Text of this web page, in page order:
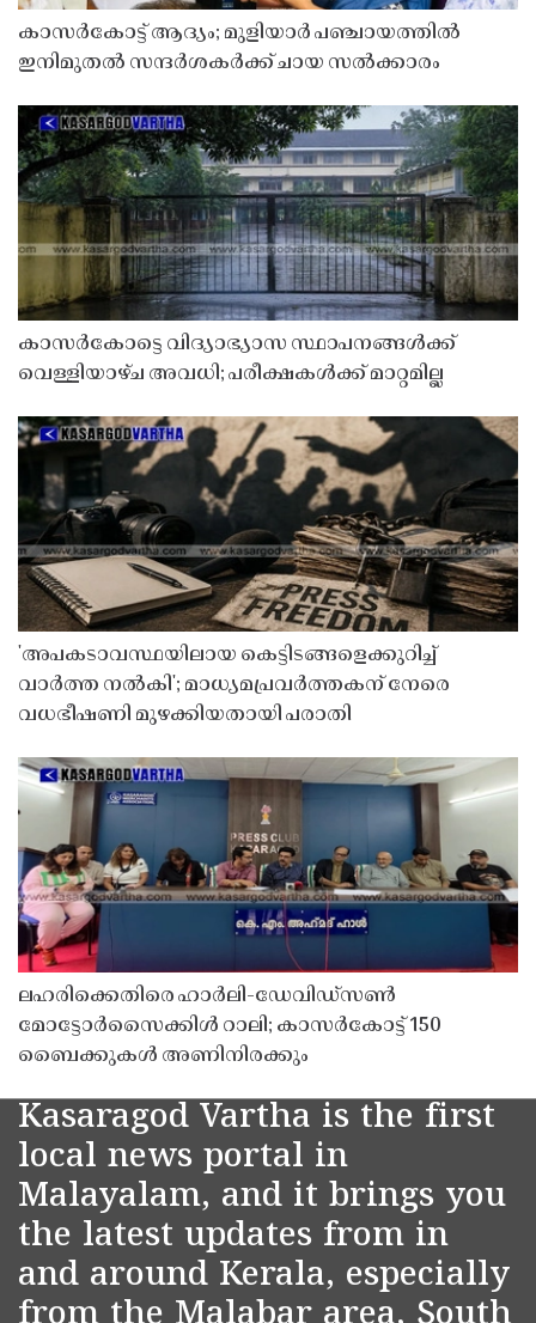
കാസർകോട്ട് ആദ്യം; മുളിയാർ പഞ്ചായത്തിൽ
ഇനിമുതൽ സന്ദർശകർക്ക് ചായ സൽക്കാരം
കാസർകോട്ടെ വിദ്യാഭ്യാസ സ്ഥാപനങ്ങൾക്ക്
വെള്ളിയാഴ്ച അവധി; പരീക്ഷകൾക്ക് മാറ്റമില്ല
'അപകടാവസ്ഥയിലായ കെട്ടിടങ്ങളെക്കുറിച്ച്
വാർത്ത നൽകി'; മാധ്യമപ്രവർത്തകന് നേരെ
വധഭീഷണി മുഴക്കിയതായി പരാതി
ലഹരിക്കെതിരെ ഹാർലി-ഡേവിഡ്‌സൺ
മോട്ടോർസൈക്കിൾ റാലി; കാസർകോട്ട് 150
ബൈക്കുകൾ അണിനിരക്കും
Kasaragod Vartha is the first
local news portal in
Malayalam, and it brings you
the latest updates from in
and around Kerala, especially